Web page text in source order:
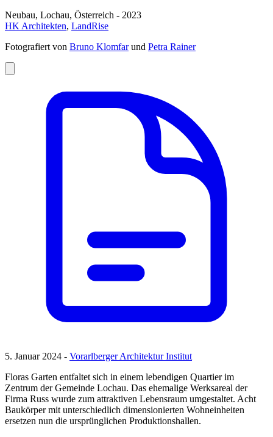
Neubau, Lochau, Österreich - 2023
HK Architekten, LandRise
Fotografiert von Bruno Klomfarund Petra Rainer
5. Januar 2024 - Vorarlberger Architektur Institut
Floras Garten entfaltet sich in einem lebendigen Quartier im
Zentrum der Gemeinde Lochau. Das ehemalige Werksareal der
Firma Russ wurde zum attraktiven Lebensraum umgestaltet. Acht
Baukörper mit unterschiedlich dimensionierten Wohneinheiten
ersetzen nun die ursprünglichen Produktionshallen.